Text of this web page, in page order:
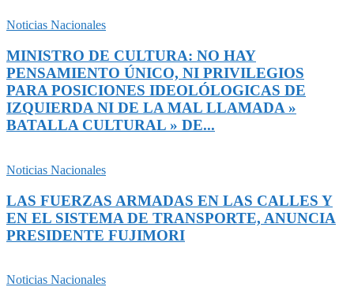
Noticias Nacionales
MINISTRO DE CULTURA: NO HAY
PENSAMIENTO ÚNICO, NI PRIVILEGIOS
PARA POSICIONES IDEOLÓLOGICAS DE
IZQUIERDA NI DE LA MAL LLAMADA »
BATALLA CULTURAL » DE...
Noticias Nacionales
LAS FUERZAS ARMADAS EN LAS CALLES Y
EN EL SISTEMA DE TRANSPORTE, ANUNCIA
PRESIDENTE FUJIMORI
Noticias Nacionales